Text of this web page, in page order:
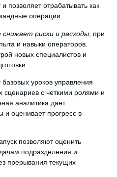
позволяет отрабатывать как
операции.
снижает риски и расходы , при
и навыки операторов.
новых специалистов и
уроков управления
сценариев с четкими ролями и
аналитика дает
и оценивает прогресс в
позволяют оценить
подразделения и
прерывания текущих